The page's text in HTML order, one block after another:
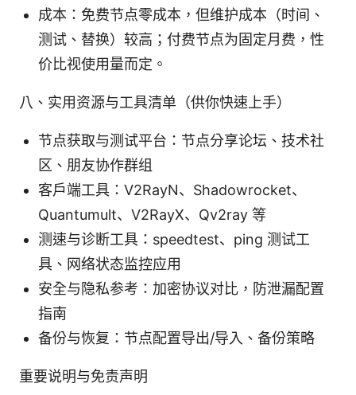
成本：免费节点零成本，但维护成本（时间、
测试、替换）较高；付费节点为固定月费，性
价比视使用量而定。
八、实用资源与工具清单（供你快速上手）
节点获取与测试平台：节点分享论坛、技术社
区、朋友协作群组
客户端工具：V2RayN、Shadowrocket、
Quantumult、V2RayX、Qv2ray 等
测速与诊断工具：speedtest、ping 测试工
具、网络状态监控应用
安全与隐私参考：加密协议对比，防泄漏配置
指南
备份与恢复：节点配置导出/导入、备份策略
重要说明与免责声明